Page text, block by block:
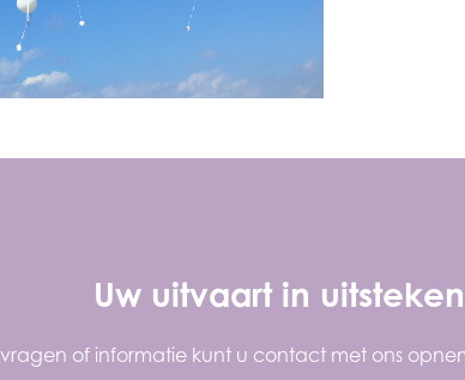
Uw uitvaart in
of informatie kunt u contact met ons